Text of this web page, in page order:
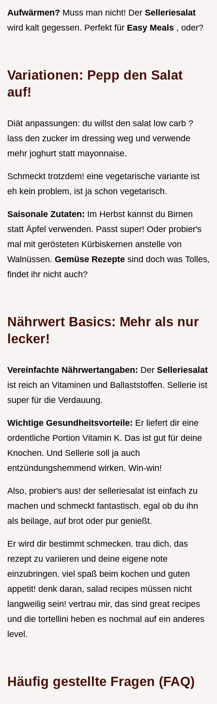
Aufwärmen? Muss man nicht! Der Selleriesalat
wird kalt gegessen. Perfekt für Easy Meals , oder?
Variationen: Pepp den Salat
auf!
Diät anpassungen: du willst den salat low carb ?
lass den zucker im dressing weg und verwende
mehr joghurt statt mayonnaise.
Schmeckt trotzdem! eine vegetarische variante ist
eh kein problem, ist ja schon vegetarisch.
Saisonale Zutaten: Im Herbst kannst du Birnen
statt Äpfel verwenden. Passt super! Oder probier's
mal mit gerösteten Kürbiskernen anstelle von
Walnüssen. Gemüse Rezepte sind doch was Tolles,
findet ihr nicht auch?
Nährwert Basics: Mehr als nur
lecker!
Vereinfachte Nährwertangaben: Der Selleriesalat
ist reich an Vitaminen und Ballaststoffen. Sellerie ist
super für die Verdauung.
Wichtige Gesundheitsvorteile: Er liefert dir eine
ordentliche Portion Vitamin K. Das ist gut für deine
Knochen. Und Sellerie soll ja auch
entzündungshemmend wirken. Win-win!
Also, probier's aus! der selleriesalat ist einfach zu
machen und schmeckt fantastisch. egal ob du ihn
als beilage, auf brot oder pur genießt.
Er wird dir bestimmt schmecken. trau dich, das
rezept zu variieren und deine eigene note
einzubringen. viel spaß beim kochen und guten
appetit! denk daran, salad recipes müssen nicht
langweilig sein! vertrau mir, das sind great recipes
und die tortellini heben es nochmal auf ein anderes
level.
Häufig gestellte Fragen (FAQ)